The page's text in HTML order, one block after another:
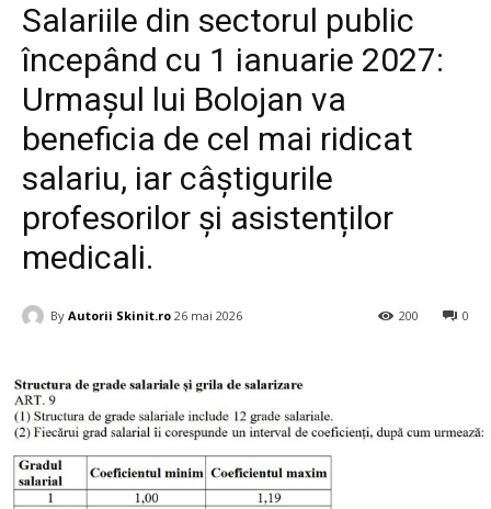
Salariile din sectorul public
începând cu 1 ianuarie 2027:
Urmașul lui Bolojan va
beneficia de cel mai ridicat
salariu, iar câștigurile
profesorilor și asistenților
medicali.
By Autorii Skinit.ro 26 mai 2026 0
200